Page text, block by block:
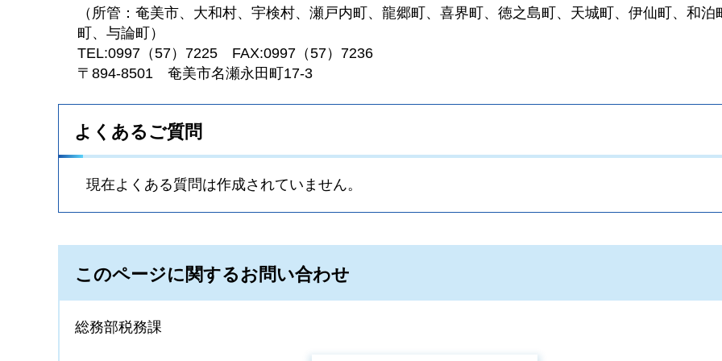
（所管：奄美市、大和村、宇検村、瀬戸内町、龍郷町、喜界町、徳之島町、天城町、伊仙町、和泊
町、与論町）
TEL:0997（57）7225
FAX:0997（57）7236
〒894-8501
奄美市名瀬永田町17-3
よくあるご質問
現在よくある質問は作成されていません。
このページに関するお問い合わせ
総務部税務課